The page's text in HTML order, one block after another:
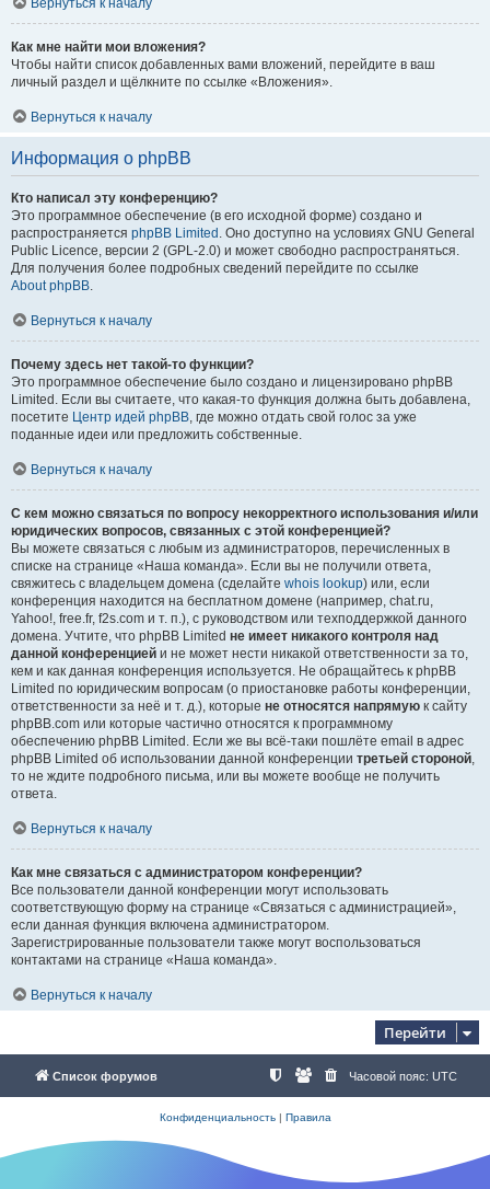
Вернуться к началу
Как мне найти мои вложения?
Чтобы найти список добавленных вами вложений, перейдите в ваш
личный раздел и щёлкните по ссылке «Вложения».
Вернуться к началу
Информация о phpBB
Кто написал эту конференцию?
Это программное обеспечение (в его исходной форме) создано и
распространяется phpBB Limited . Оно доступно на условиях GNU General
Public Licence, версии 2 (GPL-2.0) и может свободно распространяться.
Для получения более подробных сведений перейдите по ссылке
About phpBB.
Вернуться к началу
Почему здесь нет такой-то функции?
Это программное обеспечение было создано и лицензировано phpBB
Limited. Если вы считаете, что какая-то функция должна быть добавлена,
посетите Центр идей phpBB, где можно отдать свой голос за уже
поданные идеи или предложить собственные.
Вернуться к началу
С кем можно связаться по вопросу некорректного использования и/или
юридических вопросов, связанных с этой конференцией?
Вы можете связаться с любым из администраторов, перечисленных в
списке на странице «Наша команда». Если вы не получили ответа,
свяжитесь с владельцем домена (сделайте whois lookup) или, если
конференция находится на бесплатном домене (например, chat.ru,
Yahoo!, free.fr, f2s.com и т. п.), с руководством или техподдержкой данного
домена. Учтите, что phpBB Limited не имеет никакого контроля над
данной конференцией и не может нести никакой ответственности за то,
кем и как данная конференция используется. Не обращайтесь к phpBB
Limited по юридическим вопросам (о приостановке работы конференции,
ответственности за неё и т. д.), которые не относятся напрямую к сайту
phpBB.com или которые частично относятся к программному
обеспечению phpBB Limited. Если же вы всё-таки пошлёте email в адрес
phpBB Limited об использовании данной конференции третьей стороной,
то не ждите подробного письма, или вы можете вообще не получить
ответа.
Вернуться к началу
Как мне связаться с администратором конференции?
Все пользователи данной конференции могут использовать
соответствующую форму на странице «Связаться с администрацией»,
если данная функция включена администратором.
Зарегистрированные пользователи также могут воспользоваться
контактами на странице «Наша команда».
Вернуться к началу
Перейти
Список форумов Часовой пояс: UTC
Конфиденциальность| Правила